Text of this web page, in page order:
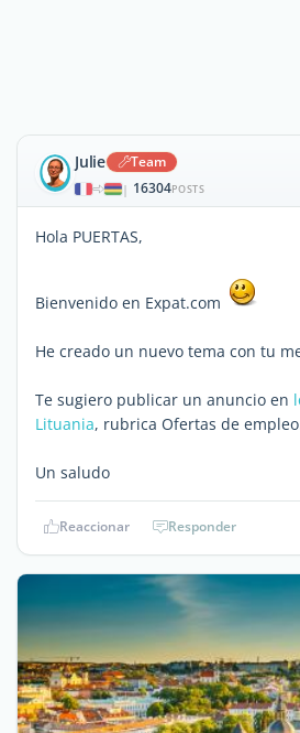
Julie Team
| 16304POSTS
Hola PUERTAS,
Bienvenido en Expat.com
He creado un nuevo tema con tu
Te sugiero publicar un anuncio en
Lituania, rubrica Ofertas de
Un saludo
Reaccionar Responder